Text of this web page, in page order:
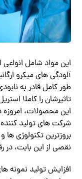
این مواد شامل
آلودگی های میکرو
طور کامل قادر به
تاثیرشان را کاملا
این محصولات، امروزه
شرکت های تولید کننده
بروزترین تکنولوژی
نقصی از این بابت، در
افزایش تولید نمونه